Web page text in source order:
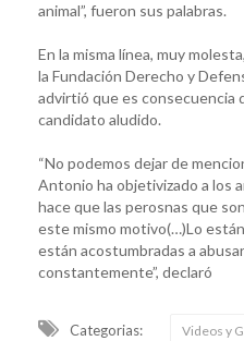
animal”, fueron sus palabras.
En la misma línea, muy
la Fundación Derecho y
advirtió que es consecuencia
candidato aludido.
“No podemos dejar de
Antonio ha objetivizado a los
hace que las perosnas que
este mismo motivo(…)Lo
están acostumbradas a
constantemente”, declaró
Categorias: Videos y